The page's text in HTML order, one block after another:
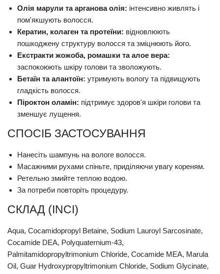
Олія марули та арганова олія: інтенсивно живлять і
пом'якшують волосся.
Кератин, колаген та протеїни: відновлюють
пошкоджену структуру волосся та зміцнюють його.
Екстракти жожоба, ромашки та алое вера:
заспокоюють шкіру голови та зволожують.
Бетаїн та алантоїн: утримують вологу та підвищують
гладкість волосся.
Піроктон оламін: підтримує здоров'я шкіри голови та
зменшує лущення.
СПОСІБ ЗАСТОСУВАННЯ
Нанесіть шампунь на вологе волосся.
Масажними рухами спіньте, приділяючи увагу кореням.
Ретельно змийте теплою водою.
За потреби повторіть процедуру.
СКЛАД (INCI)
Aqua, Cocamidopropyl Betaine, Sodium Lauroyl Sarcosinate,
Cocamide DEA, Polyquaternium-43,
Palmitamidopropyltrimonium Chloride, Cocamide MEA, Marula
Oil, Guar Hydroxypropyltrimonium Chloride, Sodium Glycinate,